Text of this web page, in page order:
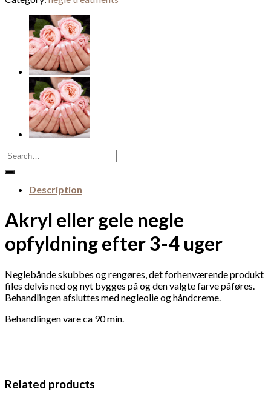
Search
for:
Description
Akryl eller gele negle
opfyldning efter 3-4 uger
Neglebånde skubbes og rengøres, det forhenværende produkt
files delvis ned og nyt bygges på og den valgte farve påføres.
Behandlingen afsluttes med negleolie og håndcreme.
Behandlingen vare ca 90 min.
Related products